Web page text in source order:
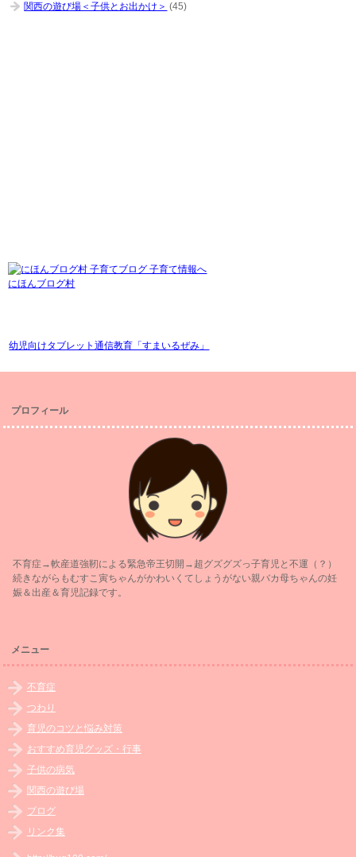
関西の遊び場＜子供とお出かけ＞ (45)
にほんブログ村
幼児向けタブレット通信教育「すまいるぜみ」
プロフィール
不育症→軟産道強靭による緊急帝王切開→超グズグズっ子育児と不運（？）
続きながらもむすこ寅ちゃんがかわいくてしょうがない親バカ母ちゃんの妊
娠＆出産＆育児記録です。
メニュー
不育症
つわり
育児のコツと悩み対策
おすすめ育児グッズ・行事
子供の病気
関西の遊び場
ブログ
リンク集